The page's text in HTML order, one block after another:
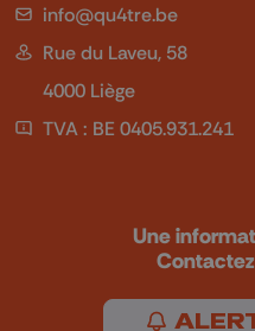
info@qu4tre.be
Rue du Laveu, 58
4000 Liège
TVA : BE 0405.931.241
Une